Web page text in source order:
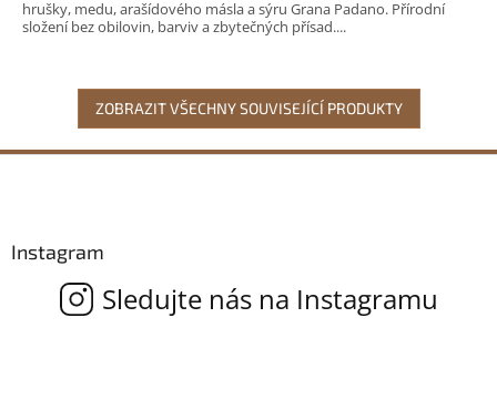
hrušky, medu, arašídového másla a sýru Grana Padano. Přírodní
složení bez obilovin, barviv a zbytečných přísad....
ZOBRAZIT VŠECHNY SOUVISEJÍCÍ PRODUKTY
Instagram